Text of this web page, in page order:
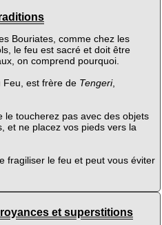
Bouriates, comme chez les
le feu est sacré et doit être
on comprend pourquoi.
Feu, est frère de Tengeri,
le toucherez pas avec des objets
et ne placez vos pieds vers la
fragiliser le feu et peut vous éviter
et superstitions